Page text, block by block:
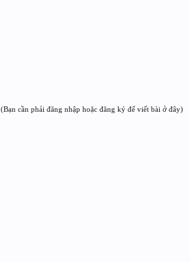
(Bạn cần phải đăng nhập hoặc đăng ký để viết bài ở đây)